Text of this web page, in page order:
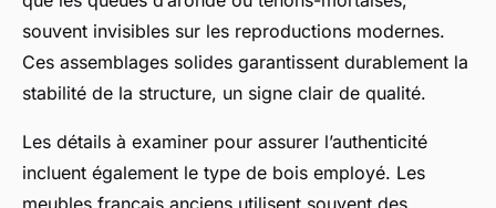
souvent invisibles sur les reproductions modernes.
Ces assemblages solides garantissent durablement la
stabilité de la structure, un signe clair de qualité.
Les détails à examiner pour assurer l’authenticité
incluent également le type de bois employé. Les
meubles français anciens utilisent souvent des